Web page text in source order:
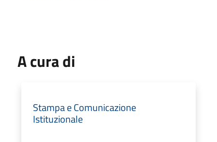
A cura di
Stampa e Comunicazione
Istituzionale